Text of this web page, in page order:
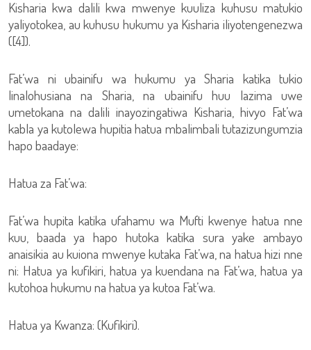
Kisharia kwa dalili kwa mwenye kuuliza kuhusu matukio
yaliyotokea, au kuhusu hukumu ya Kisharia iliyotengenezwa
([4]).
Fat’wa ni ubainifu wa hukumu ya Sharia katika tukio
linalohusiana na Sharia, na ubainifu huu lazima uwe
umetokana na dalili inayozingatiwa Kisharia, hivyo Fat’wa
kabla ya kutolewa hupitia hatua mbalimbali tutazizungumzia
hapo baadaye:
Hatua za Fat’wa:
Fat’wa hupita katika ufahamu wa Mufti kwenye hatua nne
kuu, baada ya hapo hutoka katika sura yake ambayo
anaisikia au kuiona mwenye kutaka Fat’wa, na hatua hizi nne
ni: Hatua ya kufikiri, hatua ya kuendana na Fat’wa, hatua ya
kutohoa hukumu na hatua ya kutoa Fat’wa.
Hatua ya Kwanza: (Kufikiri).